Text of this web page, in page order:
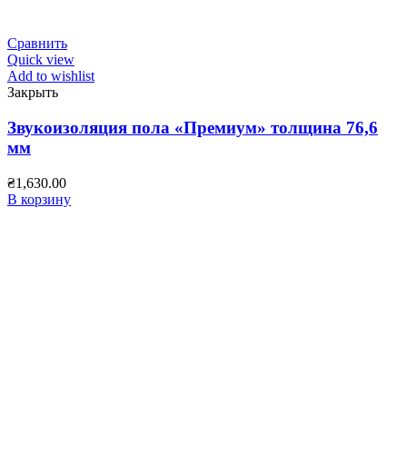
Сравнить
Quick view
Add to wishlist
Закрыть
Звукоизоляция пола «Премиум» толщина 76,6
мм
₴1,630.00
В корзину